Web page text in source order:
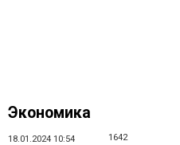
Экономика
18.01.2024 10:54 1642